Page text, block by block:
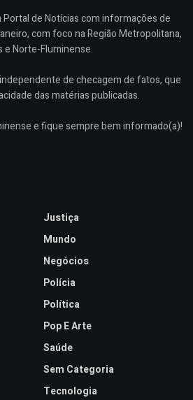
de Notícias com informações de
com foco na Região Metropolitana,
e Norte-Fluminense.
de checagem de fatos, que
das matérias publicadas.
e fique sempre bem informado(a)!
Justiça
Mundo
Negócios
Polícia
Política
Pop E Arte
Saúde
Sem Categoria
Tecnologia